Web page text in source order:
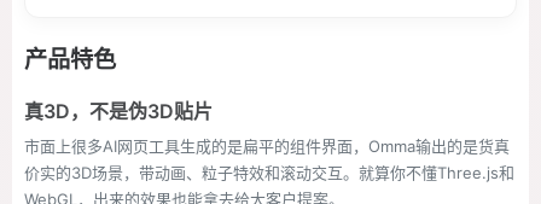
产品特色
真3D，不是伪3D贴片
市面上很多AI网页工具生成的是扁平的组件界面，Omma输出的是货真
价实的3D场景，带动画、粒子特效和滚动交互。就算你不懂Three.js和
WebGL，出来的效果也能拿去给大客户提案。